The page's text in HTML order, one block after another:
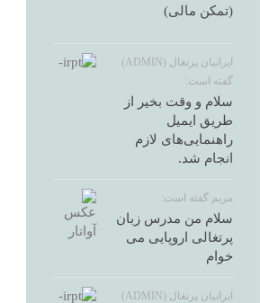
(تمکن مالی)
ایرانیان پرتغال (ADMIN)
گفته است:
سلام و وقت بخیر از
طریق ایمیل
راهنمایی‌های لازم
انجام شد.
مربم گفته است:
سلام من مدرس زبان
پرتغالی اروپایی می
خوام
ایرانیان پرتغال (ADMIN)